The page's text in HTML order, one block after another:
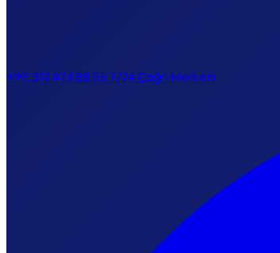
+90 312 473 88 55 7/24 Çağrı Merkezi